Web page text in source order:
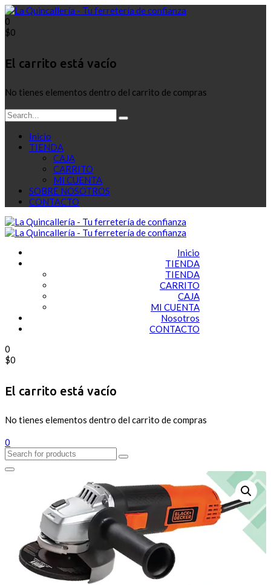
0
$0
El carrito está vacío
No tienes elementos dentro del carrito de compras
Inicio
TIENDA
CAJA
CARRITO
MI CUENTA
SOBRE NOSOTROS
CONTACTO
Inicio
TIENDA
TIENDA
CARRITO
CAJA
MI CUENTA
Nosotros
CONTACTO
0
$0
El carrito está vacío
No tienes elementos dentro del carrito de compras
0